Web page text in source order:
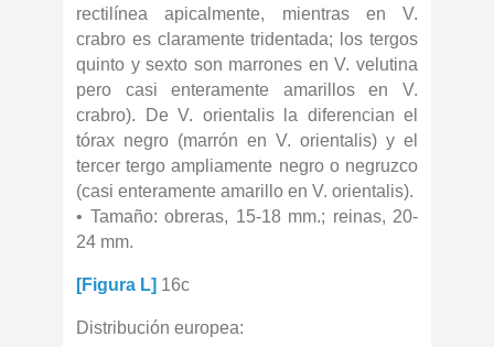
rectilínea apicalmente, mientras en V.
crabro es claramente tridentada; los tergos
quinto y sexto son marrones en V. velutina
pero casi enteramente amarillos en V.
crabro). De V. orientalis la diferencian el
tórax negro (marrón en V. orientalis) y el
tercer tergo ampliamente negro o negruzco
(casi enteramente amarillo en V. orientalis).
• Tamaño: obreras, 15-18 mm.; reinas, 20-
24 mm.
[Figura L] 16c
Distribución europea: